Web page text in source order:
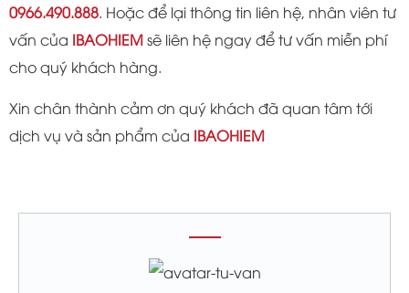
0966.490.888. Hoặc để lại thông tin liên hệ, nhân viên tư
vấn của IBAOHIEMsẽ liên hệ ngay để tư vấn miễn phí
cho quý khách hàng.
Xin chân thành cảm ơn quý khách đã quan tâm tới
dịch vụ và sản phẩm của IBAOHIEM